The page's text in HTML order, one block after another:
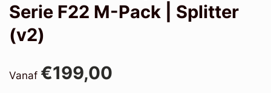
Serie F22 M-Pack | Splitter
(v2)
Vanaf €199,00